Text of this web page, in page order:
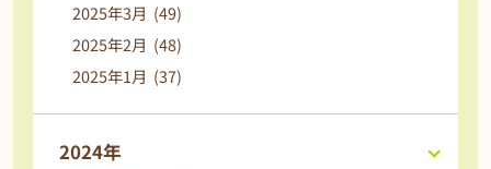
2025年3月 (49)
2025年2月 (48)
2025年1月 (37)
2024年